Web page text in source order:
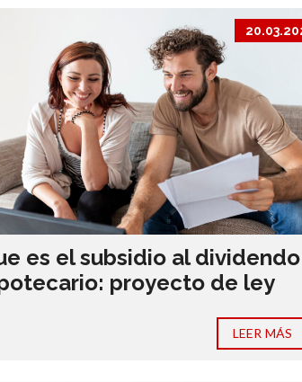
es el subsidio al dividendo
proyecto de ley
LEER MÁS